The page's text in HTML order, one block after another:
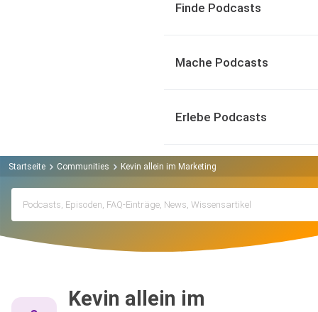
Finde Podcasts
Mache Podcasts
Erlebe Podcasts
Startseite Communities Kevin allein im Marketing
Kevin allein im